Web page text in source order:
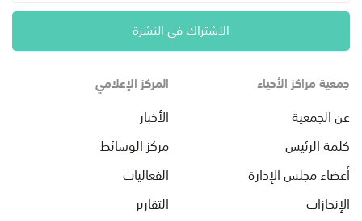
الاشتراك في النشرة
جمعية مراكز الأحياء
عن الجمعية
كلمة الرئيس
أعضاء مجلس الإدارة
الإنجازات
المركز الإعلامي
الأخبار
مركز الوسائط
الفعاليات
التقارير